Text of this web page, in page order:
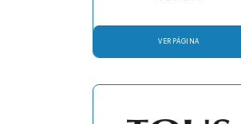
VER PÁGINA